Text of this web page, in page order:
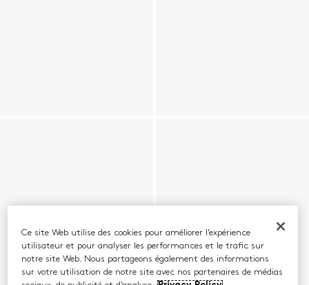
Ce site Web utilise des cookies pour améliorer l’expérience
utilisateur et pour analyser les performances et le trafic sur
notre site Web. Nous partageons également des informations
sur votre utilisation de notre site avec nos partenaires de médias